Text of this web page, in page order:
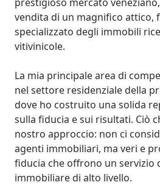
vendita di un magnifico attico,
specializzato degli immobili
vitivinicole.
La mia principale area di
nel settore residenziale della
dove ho costruito una solida
sulla fiducia e sui risultati. Ciò
nostro approccio: non ci
agenti immobiliari, ma veri e
fiducia che offrono un servizio
immobiliare di alto livello.